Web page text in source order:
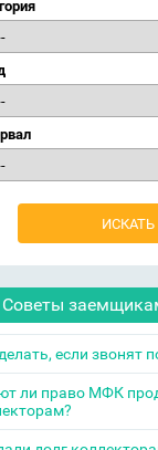
Советы
если звонят
ли право МФК